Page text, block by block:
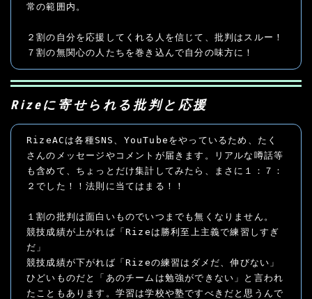
常の範囲内。
２割の自分を応援してくれる人を信じて、批判はスルー！
７割の無関心の人たちを巻き込んで自分の味方に！
Rizeに寄せられる批判と応援
RizeACは各種SNS、YouTubeをやっているため、たく
さんのメッセージやコメントが届きます。リアルな噂話等
も含めて、ちょっとだけ集計してみたら、まさに１：７：
２でした！！法則に当てはまる！！
１割の批判は面白いものでいつまでも無くなりません。
競技成績が上がれば「Rizeは勝利至上主義で練習しすぎ
だ」
競技成績が下がれば「Rizeの練習はダメだ、伸びない」
ひどいものだと「あのチームは勉強ができない」と言われ
たこともあります。学習は学校や塾ですべきだと思うんで